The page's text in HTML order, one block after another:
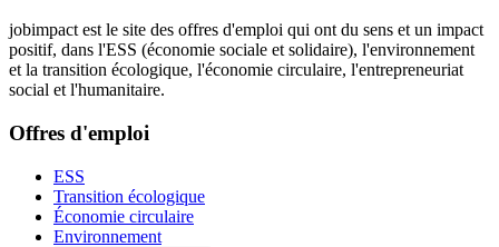
jobimpact est le site des offres d'emploi qui ont du sens et un impact
positif, dans l'ESS (économie sociale et solidaire), l'environnement
et la transition écologique, l'économie circulaire, l'entrepreneuriat
social et l'humanitaire.
Offres d'emploi
ESS
Transition écologique
Économie circulaire
Environnement